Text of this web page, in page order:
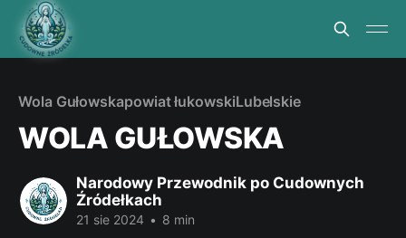
Wola Gułowskapowiat łukowskiLubelskie
WOLA GUŁOWSKA
Narodowy Przewodnik po Cudownych
Źródełkach
21 sie 2024 • 8 min